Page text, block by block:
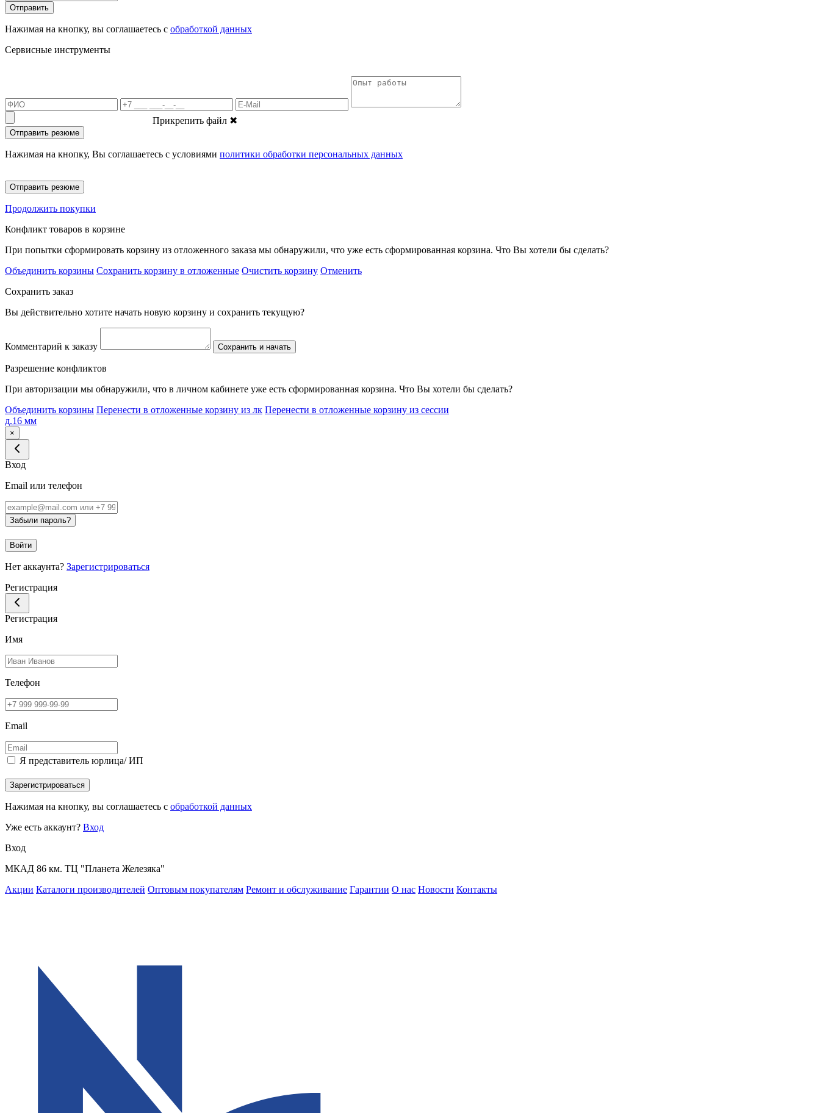
Отправить
Нажимая на кнопку, вы соглашаетесь с обработкой данных
Сервисные инструменты
Прикрепить файл ✖
Отправить резюме
Нажимая на кнопку, Вы соглашаетесь с условиями политики обработки персональных данных
Отправить резюме
Продолжить покупки
Конфликт товаров в корзине
При попытки сформировать корзину из отложенного заказа мы обнаружили, что уже есть сформированная корзина. Что Вы хотели бы сделать?
Объединить корзины Сохранить корзину в отложенные Очистить корзину Отменить
Сохранить заказ
Вы действительно хотите начать новую корзину и сохранить текущую?
Комментарий к заказу Сохранить и начать
Разрешение конфликтов
При авторизации мы обнаружили, что в личном кабинете уже есть сформированная корзина. Что Вы хотели бы сделать?
Объединить корзины Перенести в отложенные корзину из лк Перенести в отложенные корзину из сессии
д.16 мм
×
Вход
Email или телефон
Забыли пароль?
Войти
Нет аккаунта? Зарегистрироваться
Регистрация
Регистрация
Имя
Телефон
Email
Я представитель юрлица/ ИП
Зарегистрироваться
Нажимая на кнопку, вы соглашаетесь с обработкой данных
Уже есть аккаунт? Вход
Вход
МКАД 86 км. ТЦ "Планета Железяка"
Акции Каталоги производителей Оптовым покупателям Ремонт и обслуживание Гарантии О нас Новости Контакты